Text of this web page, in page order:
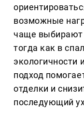
возможные
чаще выбирают
тогда как в
экологичности
подход
отделки и
последующий